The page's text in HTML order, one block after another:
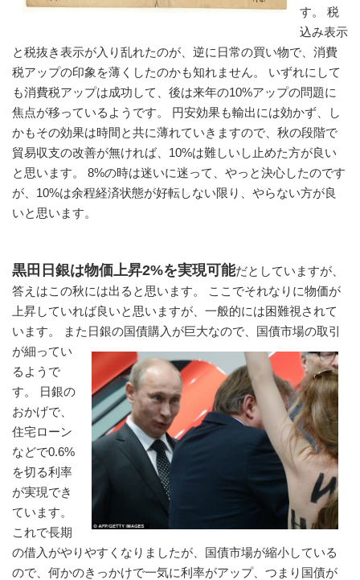
す。 税
込み表示
と税抜き表示が入り乱れたのが、逆に日常の買い物で、消費
税アップの印象を薄くしたのかも知れません。 いずれにして
も消費税アップは成功して、後は来年の10%アップの問題に
焦点が移っているようです。 円安効果も輸出には効かず、し
かもその効果は時間と共に薄れていきますので、秋の段階で
貿易収支の改善が無ければ、10%は難しいし止めた方が良い
と思います。 8%の時は迷いに迷って、やっと決心したのです
が、10%は余程経済状態が好転しない限り、やらない方が良
いと思います。
黒田日銀は物価上昇2%を実現可能だとしていますが、
答えはこの秋には出ると思います。 ここでそれなりに物価が
上昇していれば良いと思いますが、一般的には困難視されて
います。 また日銀の国債購入が巨大なので、国債市場の取引
が細ってい
るようで
す。 日銀の
おかげで、
住宅ローン
などで0.6%
を切る利率
が実現でき
ています。
これで長期
の借入がやりやすくなりましたが、国債市場が縮小している
ので、何かのきっかけで一気に利率がアップ、つまり国債が